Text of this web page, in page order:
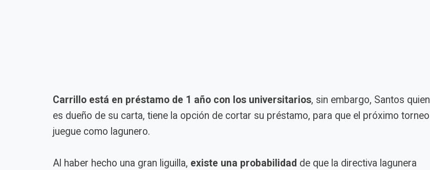
Carrillo está en préstamo de 1 año con los universitarios, sin embargo, Santos quien
es dueño de su carta, tiene la opción de cortar su préstamo, para que el próximo torneo
juegue como lagunero.
Al haber hecho una gran liguilla, existe una probabilidad de que la directiva lagunera